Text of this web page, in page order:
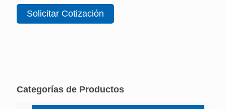
Solicitar Cotización
Categorías de Productos